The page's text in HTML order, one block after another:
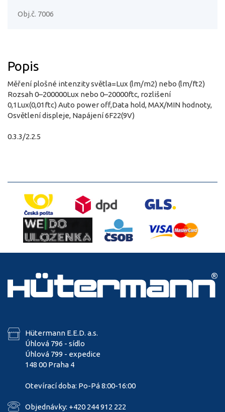
Obj.č. 7006
Popis
Měření plošné intenzity světla=Lux (lm/m2) nebo (lm/ft2)
Rozsah 0–200000Lux nebo 0–20000ftc, rozlišení
0,1Lux(0,01ftc) Auto power off,Data hold, MAX/MIN hodnoty,
Osvětlení displeje, Napájení 6F22(9V)
0.3.3/2.2.5
Hütermann E.E.D. a.s.
Úhlová 796 - sídlo
Úhlová 799 - expedice
148 00 Praha 4
Otevírací doba: Po-Pá 8:00-16:00
Objednávky: +420 244 912 222